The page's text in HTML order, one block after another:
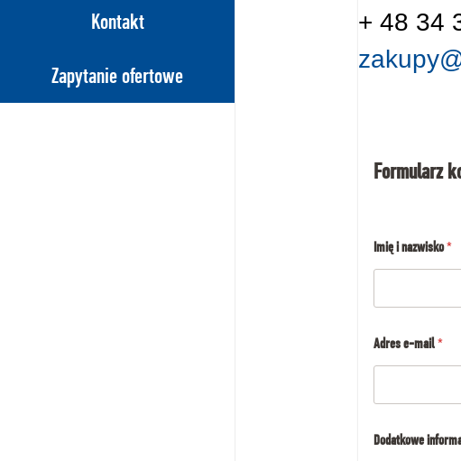
Kontakt
Zapytanie ofertowe
+ 48 34
Formularz
Imię i nazwisko*
Adres e-mail*
Dodatkowe